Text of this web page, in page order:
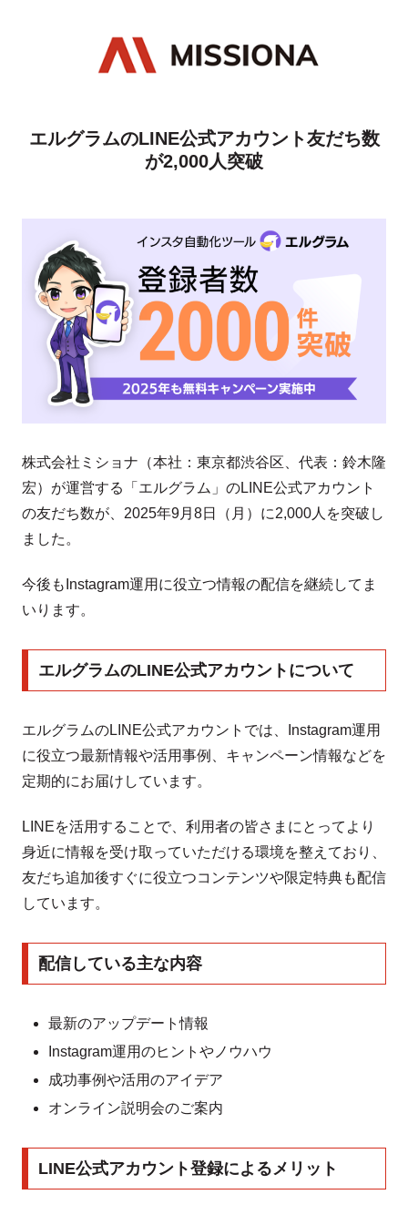
エルグラムのLINE公式アカウント友だち数
が2,000人突破
株式会社ミショナ（本社：東京都渋谷区、代表：鈴木隆
宏）が運営する「エルグラム」のLINE公式アカウント
の友だち数が、2025年9月8日（月）に2,000人を突破し
ました。
今後もInstagram運用に役立つ情報の配信を継続してま
いります。
エルグラムのLINE公式アカウントについて
エルグラムのLINE公式アカウントでは、Instagram運用
に役立つ最新情報や活用事例、キャンペーン情報などを
定期的にお届けしています。
LINEを活用することで、利用者の皆さまにとってより
身近に情報を受け取っていただける環境を整えており、
友だち追加後すぐに役立つコンテンツや限定特典も配信
しています。
配信している主な内容
最新のアップデート情報
Instagram運用のヒントやノウハウ
成功事例や活用のアイデア
オンライン説明会のご案内
LINE公式アカウント登録によるメリット